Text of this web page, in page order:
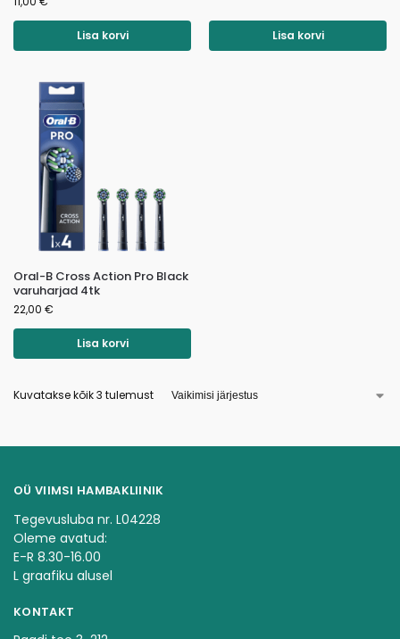
Lisa korvi Lisa korvi
Oral-B Cross Action Pro Black
varuharjad 4tk
22,00 €
Lisa korvi
Kuvatakse kõik 3 tulemust
OÜ VIIMSI HAMBAKLIINIK
Tegevusluba nr. L04228
Oleme avatud:
E-R 8.30-16.00
L graafiku alusel
KONTAKT